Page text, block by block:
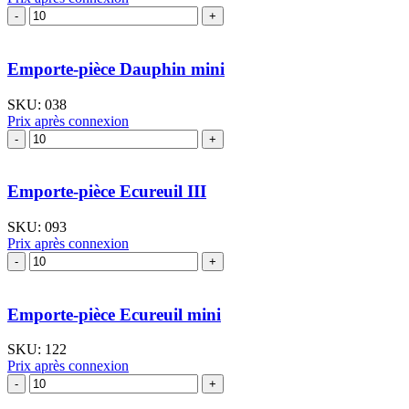
quantité
de
Canard
Emporte-pièce Dauphin mini
SKU: 038
Prix après connexion
quantité
de
pièce
Dauphin
mini
Emporte-pièce Ecureuil III
SKU: 093
Prix après connexion
quantité
de
Ecureuil
III
Emporte-pièce Ecureuil mini
SKU: 122
Prix après connexion
quantité
de